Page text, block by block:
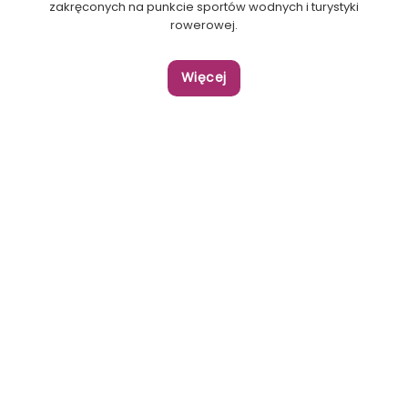
zakręconych na punkcie sportów wodnych i turystyki
rowerowej.
Więcej